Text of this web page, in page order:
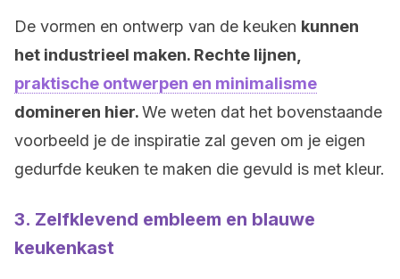
De vormen en ontwerp van de keuken kunnen
het industrieel maken. Rechte lijnen,
praktische ontwerpen en minimalisme
domineren hier.We weten dat het bovenstaande
voorbeeld je de inspiratie zal geven om je eigen
gedurfde keuken te maken die gevuld is met kleur.
3. Zelfklevend embleem en blauwe
keukenkast